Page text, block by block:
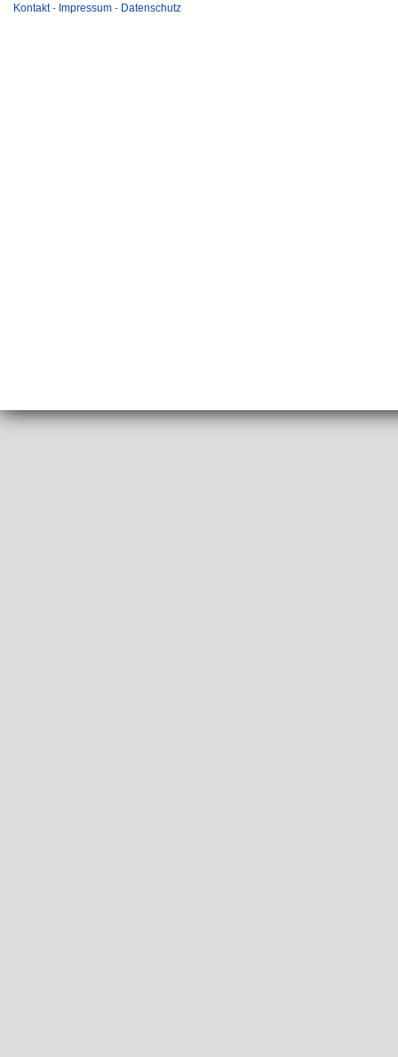
Kontakt- Impressum - Datenschutz